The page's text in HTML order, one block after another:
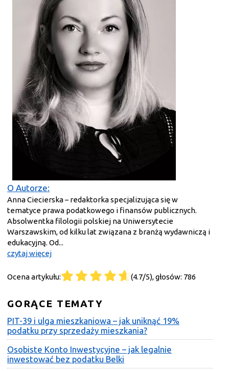
O Autorze:
Anna Ciecierska – redaktorka specjalizująca się w
tematyce prawa podatkowego i finansów publicznych.
Absolwentka filologii polskiej na Uniwersytecie
Warszawskim, od kilku lat związana z branżą wydawniczą i
edukacyjną. Od...
czytaj więcej
Ocena artykułu: (4.7/5), głosów: 786
GORĄCE TEMATY
PIT-39 i ulga mieszkaniowa – jak uniknąć 19%
podatku przy sprzedaży mieszkania?
Osobiste Konto Inwestycyjne – jak legalnie
inwestować bez podatku Belki